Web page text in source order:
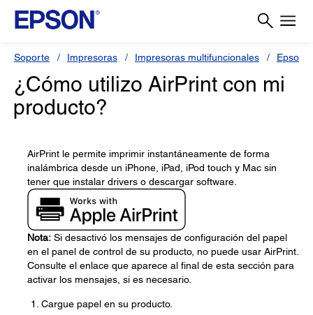
Soporte Impresoras Impresoras multifuncionales Epson L
¿Cómo utilizo AirPrint con mi
producto?
AirPrint le permite imprimir instantáneamente de forma
inalámbrica desde un iPhone, iPad, iPod touch y Mac sin
tener que instalar drivers o descargar software.
Nota: Si desactivó los mensajes de configuración del papel
en el panel de control de su producto, no puede usar AirPrint.
Consulte el enlace que aparece al final de esta sección para
activar los mensajes, si es necesario.
Cargue papel en su producto.